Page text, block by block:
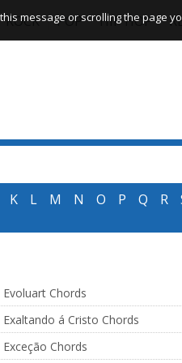
HIP HOP
POP
ROCK
K L M N O P Q R
Evoluart Chords
Exaltando á Cristo Chords
Exceção Chords
message or scrolling the page